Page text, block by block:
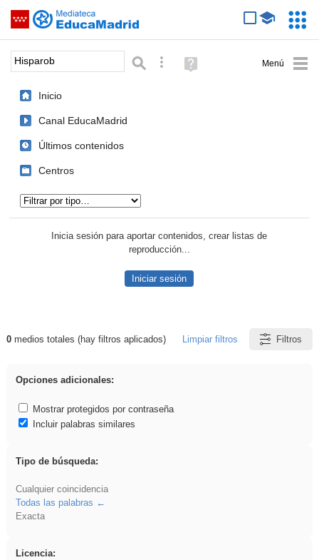
Saltar navegación
Palabra o frase: Búsqueda avanzada
Ayuda
(en
Inicio
Canal EducaMadrid
Últimos contenidos
Centros
Inicia sesión para aportar contenidos, crear listas de
reproducción...
Iniciar sesión
Resultados de: Hisparob
0medios totales (hay filtros aplicados) Limpiar filtros Filtros
Opciones adicionales:
Mostrar protegidos por contraseña
Incluir palabras similares
Tipo de búsqueda:
Cualquier coincidencia
Todas las palabras
Exacta
Licencia: